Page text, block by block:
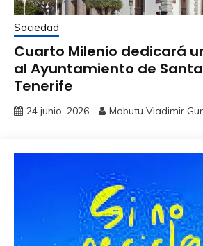
Sociedad
Cuarto Milenio dedicará
al Ayuntamiento de
Tenerife
24 junio, 2026 Mobutu Vladimir